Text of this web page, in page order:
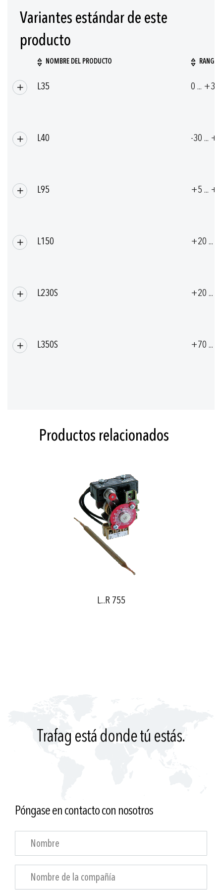
Variantes estándar de este
producto
agrupados
NOMBRE DEL PRODUCTO RANGO
L35 0 ... +35
L40 -30 ...
L95 +5 ...
L150 +20 ...
L230S +20 ...
L350S +70 ...
Productos relacionados
L...R 755
Trafag está donde tú estás.
Póngase en contacto con nosotros